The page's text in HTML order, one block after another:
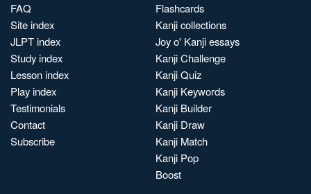
FAQ
Site index
JLPT index
Study index
Lesson index
Play index
Testimonials
Contact
Subscribe
Flashcards
Kanji collections
Joy o' Kanji essays
Kanji Challenge
Kanji Quiz
Kanji Keywords
Kanji Builder
Kanji Draw
Kanji Match
Kanji Pop
Boost